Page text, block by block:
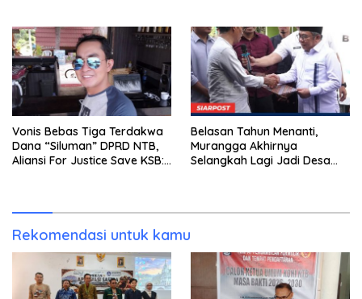
Vonis Bebas Tiga Terdakwa
Dana “Siluman” DPRD NTB,
Aliansi For Justice Save KSB:
Belasan Tahun Menanti,
Murangga Akhirnya
Selangkah Lagi Jadi Desa
Rekomendasi untuk kamu